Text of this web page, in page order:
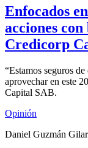
Enfocados
acciones con
Credicorp
“Estamos seguros
aprovechar en este
Capital SAB.
Opinión
Daniel Guzmán